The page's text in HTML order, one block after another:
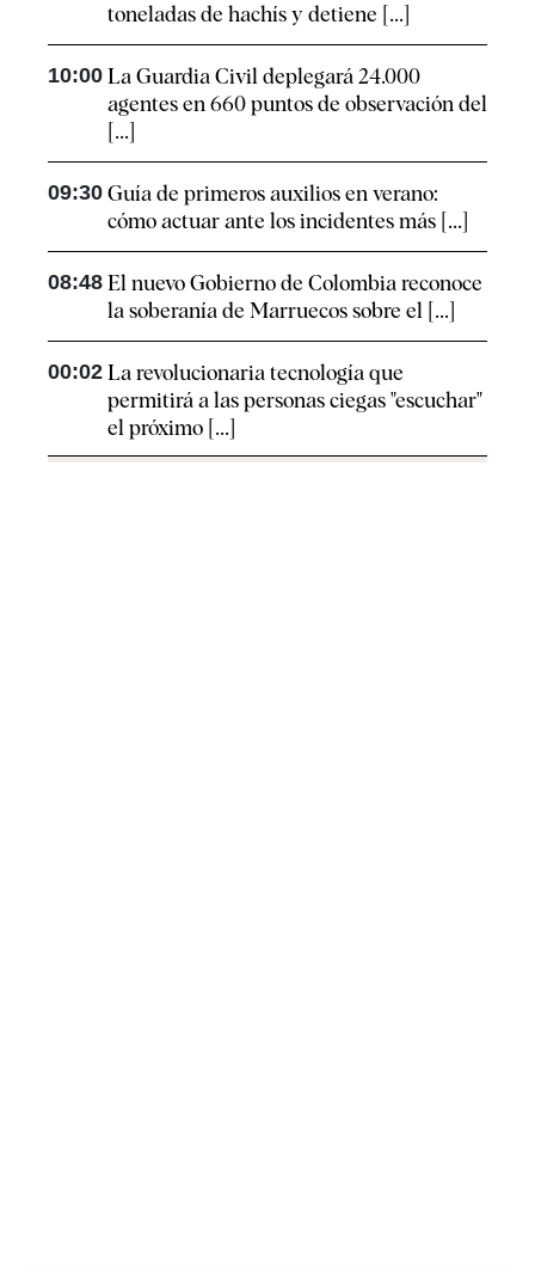
toneladas de hachís y detiene [...]
10:00 La Guardia Civil deplegará 24.000
agentes en 660 puntos de observación del
[...]
09:30 Guía de primeros auxilios en verano:
cómo actuar ante los incidentes más [...]
08:48 El nuevo Gobierno de Colombia reconoce
la soberanía de Marruecos sobre el [...]
00:02 La revolucionaria tecnología que
permitirá a las personas ciegas "escuchar"
el próximo [...]